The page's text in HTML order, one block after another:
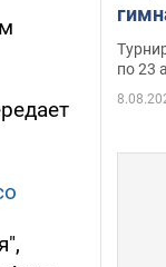
на
по 23